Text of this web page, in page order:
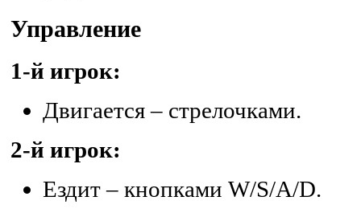
Управление
1-й игрок:
Двигается – стрелочками.
2-й игрок:
Ездит – кнопками W/S/A/D.